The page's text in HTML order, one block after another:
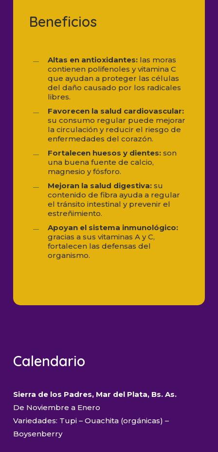
Beneficios
Altas en antioxidantes: las moras
contienen polifenoles y vitamina C
que ayudan a proteger las células
del daño causado por los radicales
libres.
Favorecen la salud cardiovascular:
su consumo regular puede mejorar
la circulación y reducir el riesgo de
enfermedades del corazón.
Fortalecen huesos y dientes: son
una buena fuente de calcio,
magnesio y fósforo.
Mejoran la salud digestiva: su
contenido de fibra ayuda a regular
el tránsito intestinal y prevenir el
estreñimiento.
Apoyan el sistema inmunológico:
gracias a sus vitaminas A y C,
fortalecen las defensas del
organismo.
Calendario
Sierra de los Padres, Mar del Plata, Bs. As.
De Noviembre a Enero
Variedades: Tupi – Ouachita (orgánicas) –
Boysenberry